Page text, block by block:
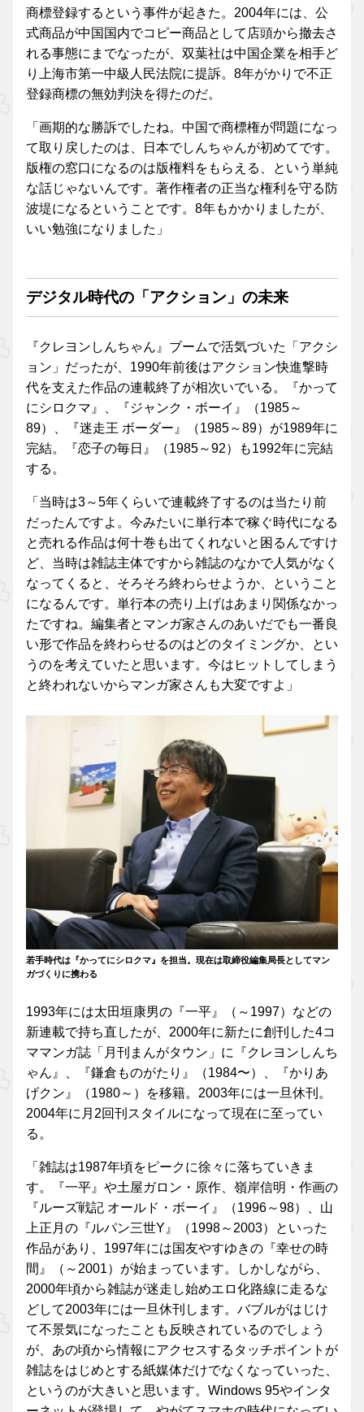
商標登録するという事件が起きた。2004年には、公
式商品が中国国内でコピー商品として店頭から撤去さ
れる事態にまでなったが、双葉社は中国企業を相手ど
り上海市第一中級人民法院に提訴。8年がかりで不正
登録商標の無効判決を得たのだ。
「画期的な勝訴でしたね。中国で商標権が問題になっ
て取り戻したのは、日本でしんちゃんが初めてです。
版権の窓口になるのは版権料をもらえる、という単純
な話じゃないんです。著作権者の正当な権利を守る防
波堤になるということです。8年もかかりましたが、
いい勉強になりました」
デジタル時代の「アクション」の未来
『クレヨンしんちゃん』ブームで活気づいた「アクシ
ョン」だったが、1990年前後はアクション快進撃時
代を支えた作品の連載終了が相次いでいる。『かって
にシロクマ』、『ジャンク・ボーイ』（1985～
89）、『迷走王 ボーダー』（1985～89）が1989年に
完結。『恋子の毎日』（1985～92）も1992年に完結
する。
「当時は3～5年くらいで連載終了するのは当たり前
だったんですよ。今みたいに単行本で稼ぐ時代になる
と売れる作品は何十巻も出てくれないと困るんですけ
ど、当時は雑誌主体ですから雑誌のなかで人気がなく
なってくると、そろそろ終わらせようか、ということ
になるんです。単行本の売り上げはあまり関係なかっ
たですね。編集者とマンガ家さんのあいだでも一番良
い形で作品を終わらせるのはどのタイミングか、とい
うのを考えていたと思います。今はヒットしてしまう
と終われないからマンガ家さんも大変ですよ」
若手時代は『かってにシロクマ』を担当。現在は取締役編集局長としてマン
ガづくりに携わる
1993年には太田垣康男の『一平』（～1997）などの
新連載で持ち直したが、2000年に新たに創刊した4コ
ママンガ誌「月刊まんがタウン」に『クレヨンしんち
ゃん』、『鎌倉ものがたり』（1984〜）、『かりあ
げクン』（1980～）を移籍。2003年には一旦休刊。
2004年に月2回刊スタイルになって現在に至ってい
る。
「雑誌は1987年頃をピークに徐々に落ちていきま
す。『一平』や土屋ガロン・原作、嶺岸信明・作画の
『ルーズ戦記 オールド・ボーイ』（1996～98）、山
上正月の『ルパン三世Y』（1998～2003）といった
作品があり、1997年には国友やすゆきの『幸せの時
間』（～2001）が始まっています。しかしながら、
2000年頃から雑誌が迷走し始めエロ化路線に走るな
どして2003年には一旦休刊します。バブルがはじけ
て不景気になったことも反映されているのでしょう
が、あの頃から情報にアクセスするタッチポイントが
雑誌をはじめとする紙媒体だけでなくなっていった、
というのが大きいと思います。Windows 95やインタ